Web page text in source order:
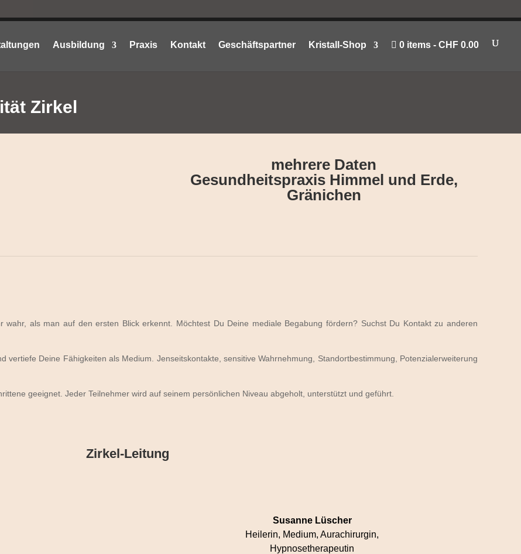
Ausbildung Praxis Kontakt Geschäftspartner Kristall-Shop 0 items CHF 0.00
Zirkel
mehrere Daten
Gesundheitspraxis Himmel und Erde,
Gränichen
wahr, als man auf den ersten Blick erkennt. Möchtest Du Deine mediale Begabung fördern? Suchst Du Kontakt zu anderen
vertiefe Deine Fähigkeiten als Medium. Jenseitskontakte, sensitive Wahrnehmung, Standortbestimmung, Potenzialerweiterung
geeignet. Jeder Teilnehmer wird auf seinem persönlichen Niveau abgeholt, unterstützt und geführt.
Zirkel-Leitung
Susanne Lüscher
Heilerin, Medium, Aurachirurgin,
Hypnose­­therapeutin